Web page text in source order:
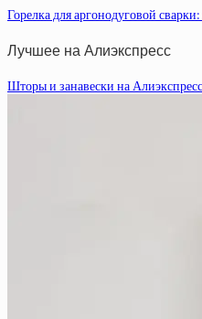
Горелка для аргонодуговой
Лучшее на Алиэкспресс
Шторы и занавески на Алиэкспресс